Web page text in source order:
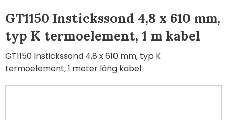
GT1150 Instickssond 4,8 x 610 mm,
typ K termoelement, 1 m kabel
GT1150 Instickssond 4,8 x 610 mm, typ K
termoelement, 1 meter lång kabel